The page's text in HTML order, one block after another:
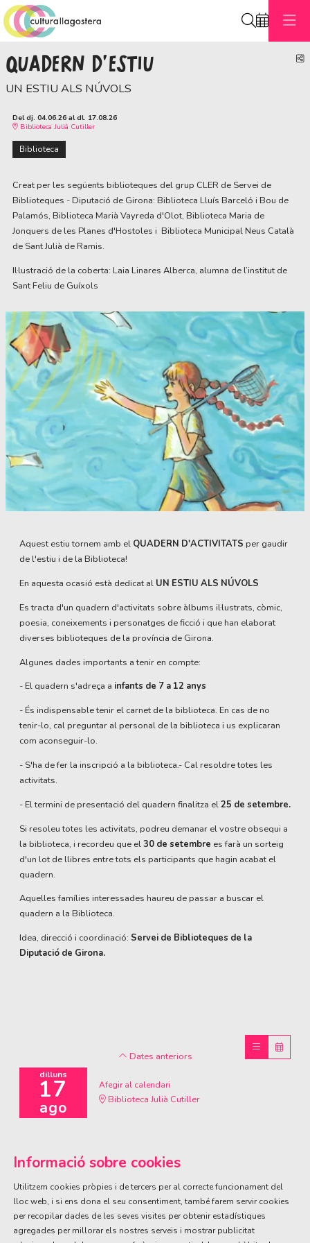
QUADERN D'ESTIU
UN ESTIU ALS NÚVOLS
Del dj. 04.06.26 al dl. 17.08.26
Biblioteca Julià Cutiller
Biblioteca
Creat per les següents biblioteques del grup CLER de Servei de
Biblioteques - Diputació de Girona: Biblioteca Lluís Barceló i Bou de
Palamós, Biblioteca Marià Vayreda d'Olot, Biblioteca Maria de
Jonquers de les Planes d'Hostoles i Biblioteca Municipal Neus Català
de Sant Julià de Ramis.
Il·lustració de la coberta: Laia Linares Alberca, alumna de l’institut de
Sant Feliu de Guíxols
Aquest estiu tornem amb el QUADERN D'ACTIVITATS per gaudir
de l'estiu i de la Biblioteca!
En aquesta ocasió està dedicat al UN ESTIU ALS NÚVOLS
Es tracta d'un quadern d'activitats sobre àlbums il·lustrats, còmic,
poesia, coneixements i personatges de ficció i que han elaborat
diverses biblioteques de la província de Girona.
Algunes dades importants a tenir en compte:
- El quadern s'adreça a infants de 7 a 12 anys
- És indispensable tenir el carnet de la biblioteca. En cas de no
tenir-lo, cal preguntar al personal de la biblioteca i us explicaran
com aconseguir-lo.
- S'ha de fer la inscripció a la biblioteca.- Cal resoldre totes les
activitats.
- El termini de presentació del quadern finalitza el25 de setembre.
Si resoleu totes les activitats, podreu demanar el vostre obsequi a
la biblioteca, i recordeu que el30 de setembre es farà un sorteig
d'un lot de llibres entre tots els participants que hagin acabat el
quadern.
Aquelles famílies interessades haureu de passar a buscar el
quadern a la Biblioteca.
Idea, direcció i coordinació: Servei de Biblioteques de la
Diputació de Girona.
Dates anteriors
dilluns
17
ago
Afegir al calendari
Biblioteca Julià Cutiller
ÀREA DE CULTURA
Informació sobre cookies
Utilitzem cookies pròpies i de tercers per al correcte funcionament del
lloc web, i si ens dona el seu consentiment, també farem servir cookies
per recopilar dades de les seves visites per obtenir estadístiques
agregades per millorar els nostres serveis i mostrar publicitat